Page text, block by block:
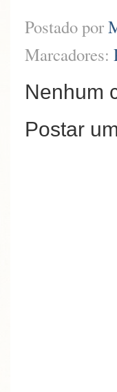
Postado por
Marcadores:
Nenhum
Postar